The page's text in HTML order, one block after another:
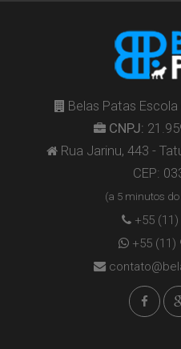
Belas Patas
CNPJ:
Rua Jarinu, 443 -
CEP:
(a 5 minutos
+55
+55 (11)